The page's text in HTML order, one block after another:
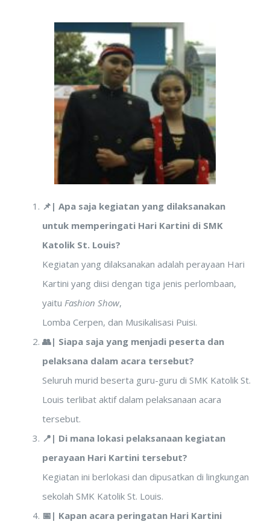
📌| Apa saja kegiatan yang dilaksanakan
untuk memperingati Hari Kartini di SMK
Katolik St. Louis?
Kegiatan yang dilaksanakan adalah perayaan Hari
Kartini yang diisi dengan tiga jenis perlombaan,
yaitu Fashion Show,
Lomba Cerpen, dan Musikalisasi Puisi.
👥| Siapa saja yang menjadi peserta dan
pelaksana dalam acara tersebut?
Seluruh murid beserta guru-guru di SMK Katolik St.
Louis terlibat aktif dalam pelaksanaan acara
tersebut.
📍| Di mana lokasi pelaksanaan kegiatan
perayaan Hari Kartini tersebut?
Kegiatan ini berlokasi dan dipusatkan di lingkungan
sekolah SMK Katolik St. Louis.
📅| Kapan acara peringatan Hari Kartini